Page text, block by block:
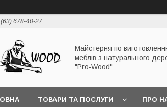
678-40-27
Майстерня по
меблів з натурального
"Pro-Wood"
ТОВАРИ ТА ПОСЛУГИ ПРО